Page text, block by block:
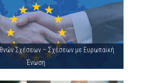
Σχέσεων – Σχέσεων με Ευρωπαϊκή
Ένωση